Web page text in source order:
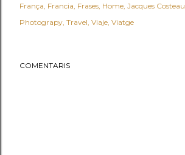
França Francia Frases Home Jacques Costeau
Photograpy Travel Viaje Viatge
COMENTARIS